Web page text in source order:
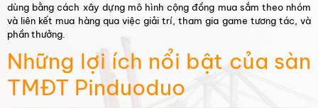
dùng bằng cách xây dựng mô hình cộng đồng mua sắm theo nhóm
và liên kết mua hàng qua việc giải trí, tham gia game tương tác, và
phần thưởng.
Những lợi ích nổi bật của sàn
TMĐT Pinduoduo